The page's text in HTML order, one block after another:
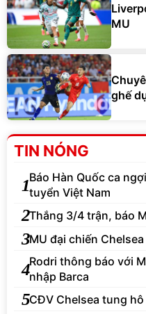
MU
ghế
TIN NÓNG
1Báo Hàn Quốc ca
tuyển Việt Nam
2Thắng 3/4 trận, báo
3MU đại chiến
4Rodri thông báo với
nhập Barca
5CĐV Chelsea tung